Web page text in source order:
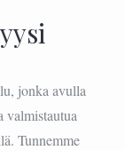
jonka avulla
valmistautua
Tunnemme